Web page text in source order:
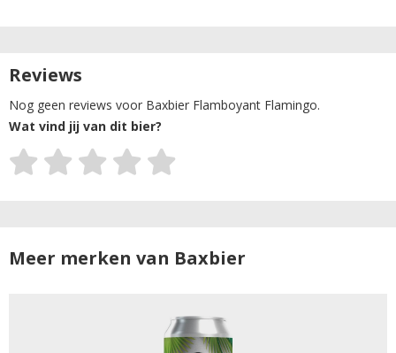
Reviews
Nog geen reviews voor Baxbier Flamboyant Flamingo.
Wat vind jij van dit bier?
Meer merken van Baxbier